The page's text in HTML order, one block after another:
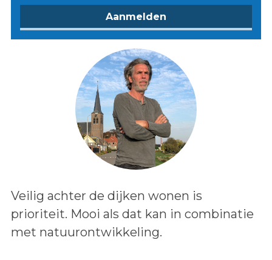
Lees het bericht:
Veilig achter de dijken wonen is
prioriteit. Mooi als dat kan in combinatie
met natuurontwikkeling.